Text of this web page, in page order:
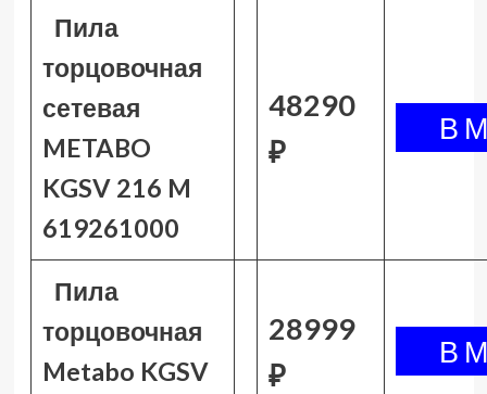
Пила
торцовочная
сетевая
METABO
KGSV 216 M
619261000
48290
₽
Пила
торцовочная
Metabo KGSV
28999
₽